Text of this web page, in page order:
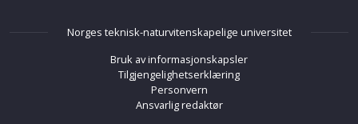
Norges teknisk-naturvitenskapelige universitet
Bruk av informasjonskapsler
Tilgjengelighetserklæring
Personvern
Ansvarlig redaktør